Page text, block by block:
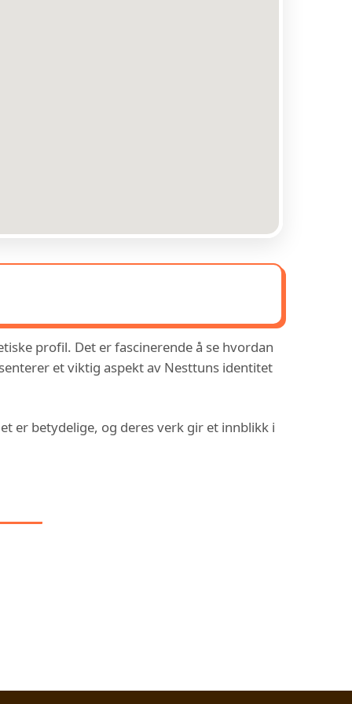
profil. Det er fascinerende å se hvordan
et viktig aspekt av Nesttuns identitet
er betydelige, og deres verk gir et innblikk i